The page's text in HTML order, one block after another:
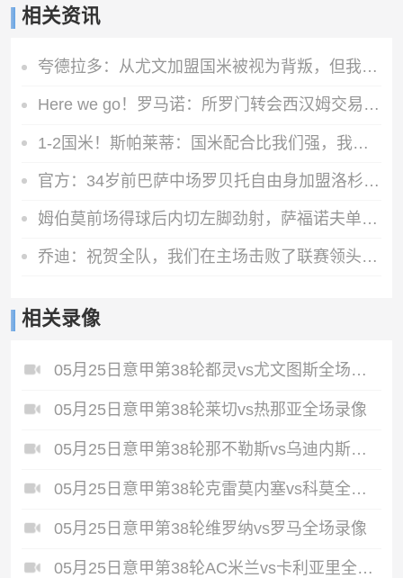
相关资讯
夸德拉多：从尤文加盟国米被视为背叛，但我失业必须寻找其他选择
Here we go！罗马诺：所罗门转会西汉姆交易达成，总价达700万镑
1-2国米！斯帕莱蒂：国米配合比我们强，我们球员很棒 整体是关键
官方：34岁前巴萨中场罗贝托自由身加盟洛杉矶银河，签约2年
姆伯莫前场得球后内切左脚劲射，萨福诺夫单掌将球扑出
乔迪：祝贺全队，我们在主场击败了联赛领头羊，顺利拿下宝贵三分
相关录像
05月25日意甲第38轮都灵vs尤文图斯全场录像
05月25日意甲第38轮莱切vs热那亚全场录像
05月25日意甲第38轮那不勒斯vs乌迪内斯全场录像
05月25日意甲第38轮克雷莫内塞vs科莫全场录像
05月25日意甲第38轮维罗纳vs罗马全场录像
05月25日意甲第38轮AC米兰vs卡利亚里全场录像